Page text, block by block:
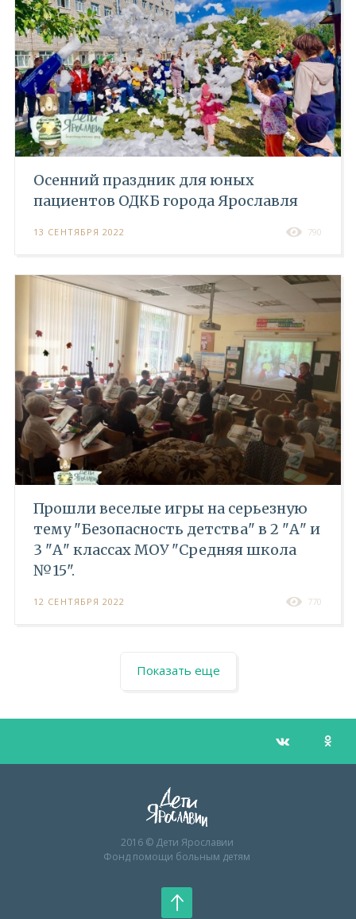
Осенний праздник для юных
пациентов ОДКБ города Ярославля
13 СЕНТЯБРЯ 2022 790
Прошли веселые игры на серьезную
тему "Безопасность детства" в 2 "А" и
3 "А" классах МОУ "Средняя школа
№15".
12 СЕНТЯБРЯ 2022 770
Показать еще
2016 © Дети Ярославии
Фонд помощи больным детям